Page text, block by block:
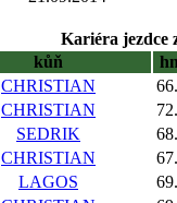
Kariéra jezdce
kůň
CHRISTIAN
CHRISTIAN
SEDRIK
CHRISTIAN
LAGOS